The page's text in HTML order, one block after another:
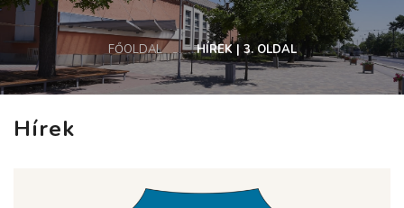
FŐOLDAL HÍREK | 3. OLDAL
Hírek